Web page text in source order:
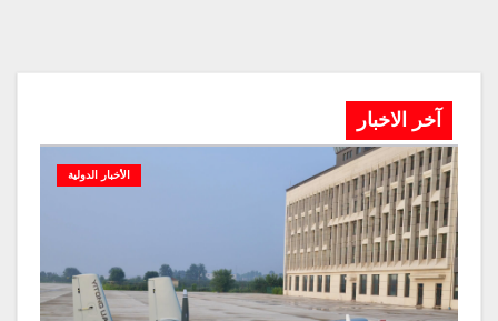
آخر الاخبار
الأخبار الدولية